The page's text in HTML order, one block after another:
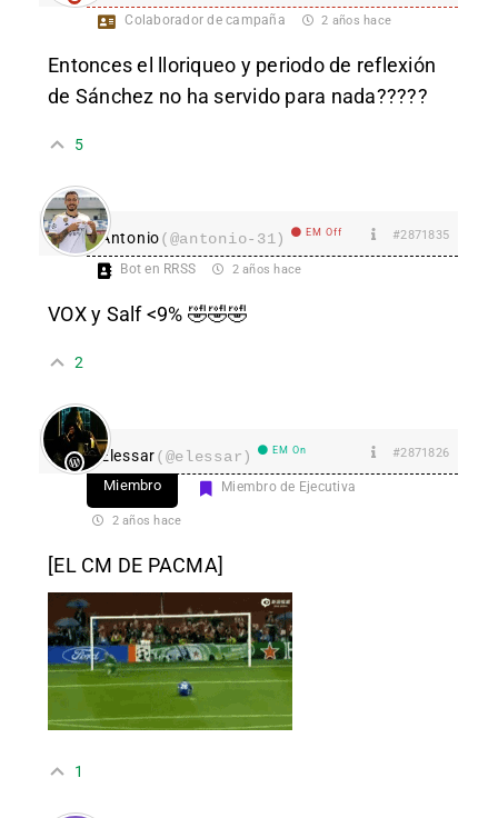
Colaborador de campaña 2 años hace
Entonces el lloriqueo y periodo de reflexión
de Sánchez no ha servido para nada?????
5
Antonio(@antonio-31) EM Off #2871835
Bot en RRSS 2 años hace
VOX y Salf <9% 🤣🤣🤣
2
Elessar(@elessar) EM On #2871826
Miembro Miembro de Ejecutiva
2 años hace
[EL CM DE PACMA]
1